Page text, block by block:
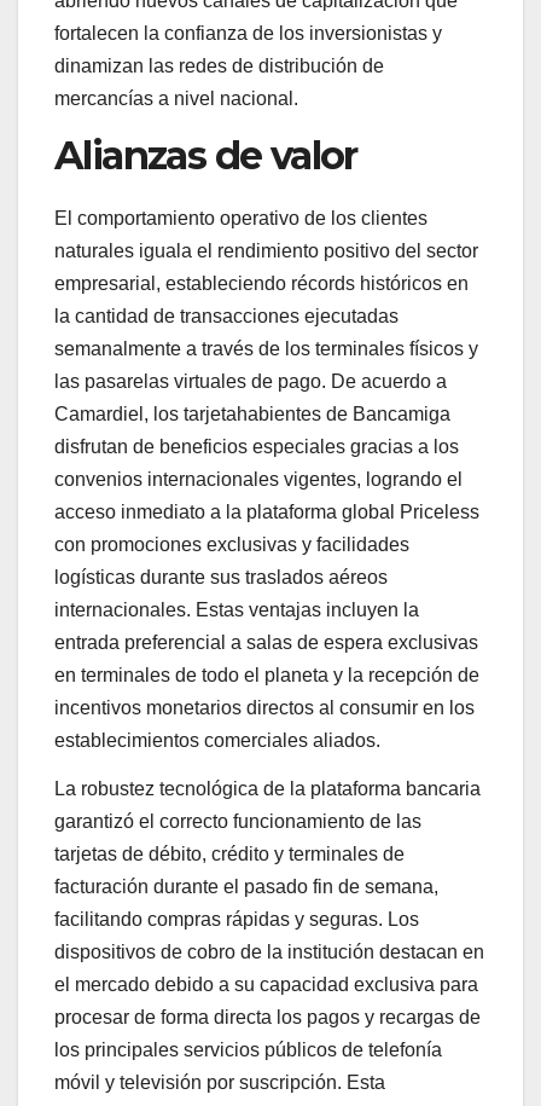
fortalecen la confianza de los inversionistas y
dinamizan las redes de distribución de
mercancías a nivel nacional.
Alianzas de valor
El comportamiento operativo de los clientes
naturales iguala el rendimiento positivo del sector
empresarial, estableciendo récords históricos en
la cantidad de transacciones ejecutadas
semanalmente a través de los terminales físicos y
las pasarelas virtuales de pago. De acuerdo a
Camardiel, los tarjetahabientes de Bancamiga
disfrutan de beneficios especiales gracias a los
convenios internacionales vigentes, logrando el
acceso inmediato a la plataforma global Priceless
con promociones exclusivas y facilidades
logísticas durante sus traslados aéreos
internacionales. Estas ventajas incluyen la
entrada preferencial a salas de espera exclusivas
en terminales de todo el planeta y la recepción de
incentivos monetarios directos al consumir en los
establecimientos comerciales aliados.
La robustez tecnológica de la plataforma bancaria
garantizó el correcto funcionamiento de las
tarjetas de débito, crédito y terminales de
facturación durante el pasado fin de semana,
facilitando compras rápidas y seguras. Los
dispositivos de cobro de la institución destacan en
el mercado debido a su capacidad exclusiva para
procesar de forma directa los pagos y recargas de
los principales servicios públicos de telefonía
móvil y televisión por suscripción. Esta